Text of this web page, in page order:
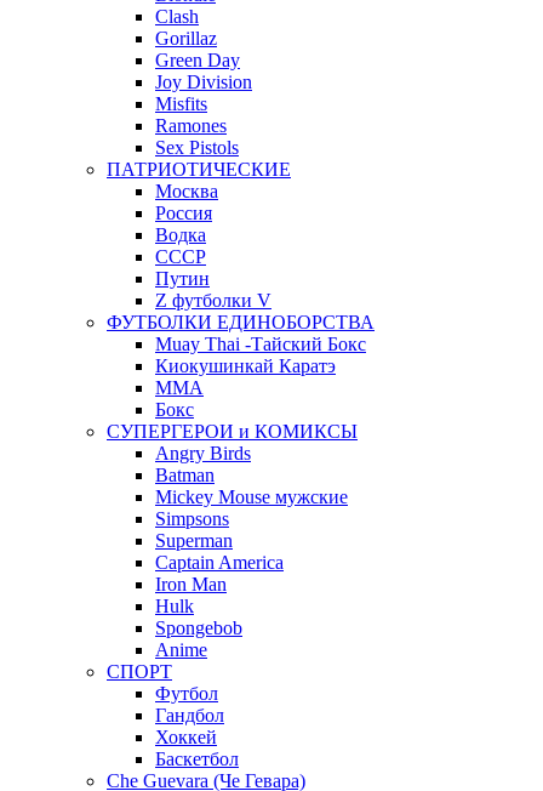
Clash
Gorillaz
Green Day
Joy Division
Misfits
Ramones
Sex Pistols
ПАТРИОТИЧЕСКИЕ
Москва
Россия
Водка
СССР
Путин
Z футболки V
ФУТБОЛКИ ЕДИНОБОРСТВА
Muay Thai -Тайский Бокс
Киокушинкай Каратэ
MMA
Бокс
СУПЕРГЕРОИ и КОМИКСЫ
Angry Birds
Batman
Mickey Mouse мужские
Simpsons
Superman
Captain America
Iron Man
Hulk
Spongebob
Anime
СПОРТ
Футбол
Гандбол
Хоккей
Баскетбол
Che Guevara (Че Гевара)